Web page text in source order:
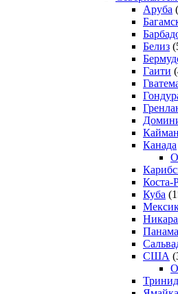
Аруба
Белиз
Гаити
Канада
Коста-
Куба
Панама
США